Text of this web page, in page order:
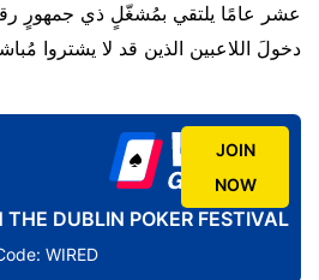
عشر عامًا يلتقي بمُشغّلٍ ذي جمهورٍ
دخولَ اللاعبين الذين قد لا يشتروا
THE DUBLIN POKER FESTIVAL
WIRED
JOIN
NOW